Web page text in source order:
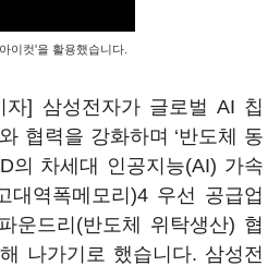
이컷'을 활용했습니다.
] 삼성전자가 글로벌 AI 칩
와 협력을 강화하며 ‘반도체 동
의 차세대 인공지능(AI) 가속
대역폭메모리 )4 우선 공급업
파운드리 (반도체 위탁생산) 협
나가기로 했습니다. 삼성전